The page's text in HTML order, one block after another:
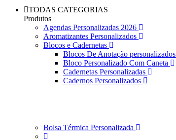
TODAS CATEGORIAS
Produtos
Agendas Personalizadas 2026
Aromatizantes Personalizados
Blocos e Cadernetas
Blocos De Anotação personalizados
Bloco Personalizado Com Caneta
Cadernetas Personalizadas
Cadernos Personalizados
Bolsa Térmica Personalizada